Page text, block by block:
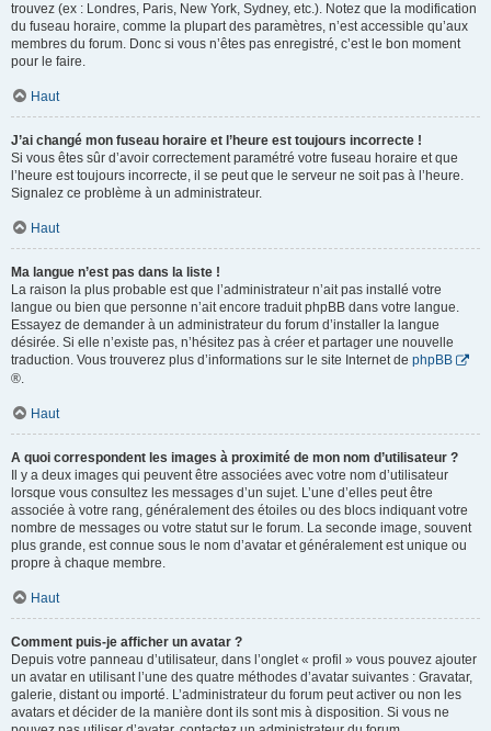
trouvez (ex : Londres, Paris, New York, Sydney, etc.). Notez que la modification
du fuseau horaire, comme la plupart des paramètres, n’est accessible qu’aux
membres du forum. Donc si vous n’êtes pas enregistré, c’est le bon moment
pour le faire.
Haut
J’ai changé mon fuseau horaire et l’heure est toujours incorrecte !
Si vous êtes sûr d’avoir correctement paramétré votre fuseau horaire et que
l’heure est toujours incorrecte, il se peut que le serveur ne soit pas à l’heure.
Signalez ce problème à un administrateur.
Haut
Ma langue n’est pas dans la liste !
La raison la plus probable est que l’administrateur n’ait pas installé votre
langue ou bien que personne n’ait encore traduit phpBB dans votre langue.
Essayez de demander à un administrateur du forum d’installer la langue
désirée. Si elle n’existe pas, n’hésitez pas à créer et partager une nouvelle
traduction. Vous trouverez plus d’informations sur le site Internet de phpBB
®.
Haut
A quoi correspondent les images à proximité de mon nom d’utilisateur ?
Il y a deux images qui peuvent être associées avec votre nom d’utilisateur
lorsque vous consultez les messages d’un sujet. L’une d’elles peut être
associée à votre rang, généralement des étoiles ou des blocs indiquant votre
nombre de messages ou votre statut sur le forum. La seconde image, souvent
plus grande, est connue sous le nom d’avatar et généralement est unique ou
propre à chaque membre.
Haut
Comment puis-je afficher un avatar ?
Depuis votre panneau d’utilisateur, dans l’onglet « profil » vous pouvez ajouter
un avatar en utilisant l’une des quatre méthodes d’avatar suivantes : Gravatar,
galerie, distant ou importé. L’administrateur du forum peut activer ou non les
avatars et décider de la manière dont ils sont mis à disposition. Si vous ne